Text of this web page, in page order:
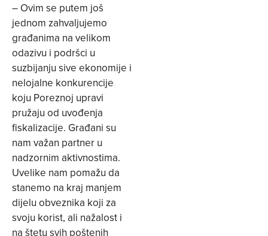
– Ovim se putem još
jednom zahvaljujemo
građanima na velikom
odazivu i podršci u
suzbijanju sive ekonomije i
nelojalne konkurencije
koju Poreznoj upravi
pružaju od uvođenja
fiskalizacije. Građani su
nam važan partner u
nadzornim aktivnostima.
Uvelike nam pomažu da
stanemo na kraj manjem
dijelu obveznika koji za
svoju korist, ali nažalost i
na štetu svih poštenih